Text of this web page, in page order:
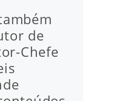
de
Chefe